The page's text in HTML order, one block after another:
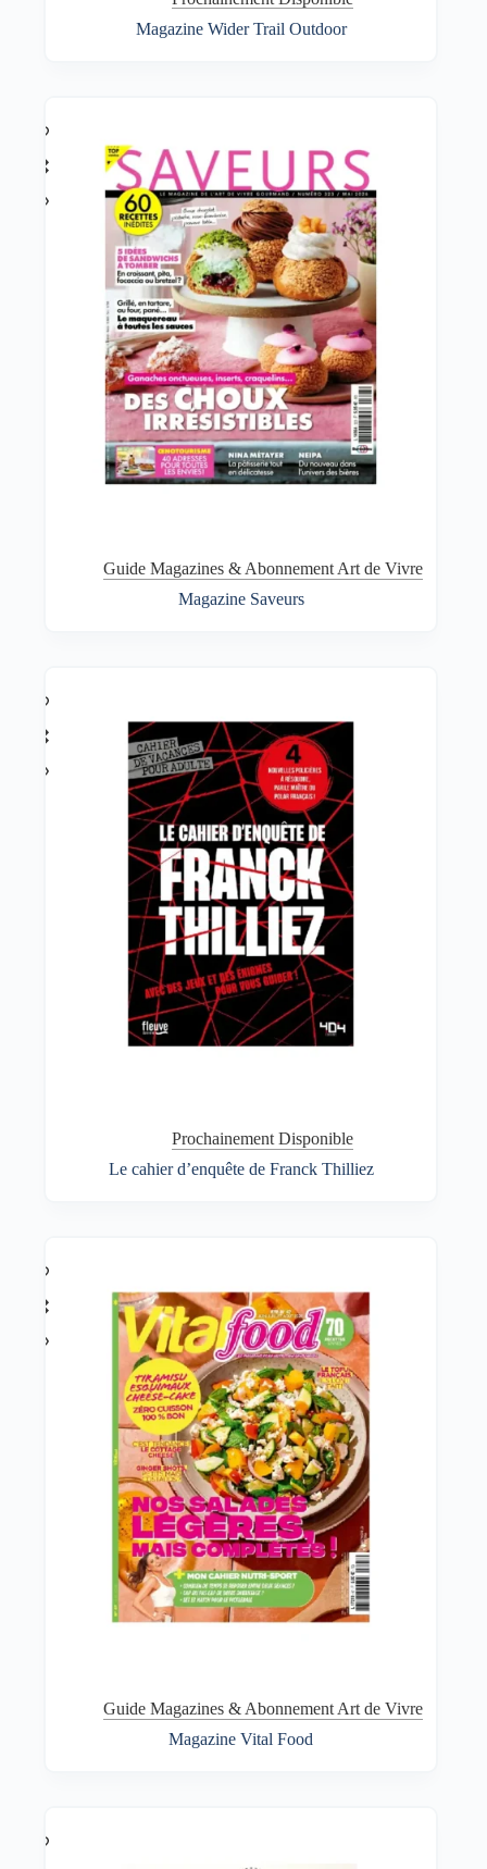
Magazine Wider Trail Outdoor
Guide Magazines & Abonnement Art de Vivre
Magazine Saveurs
Prochainement Disponible
Le cahier d’enquête de Franck Thilliez
Guide Magazines & Abonnement Art de Vivre
Magazine Vital Food